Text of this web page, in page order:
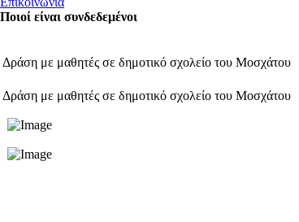
Ποιοί είναι συνδεδεμένοι
Δράση με μαθητές σε δημοτικό σχολείο του Μοσχάτου
Δράση με μαθητές σε δημοτικό σχολείο του Μοσχάτου